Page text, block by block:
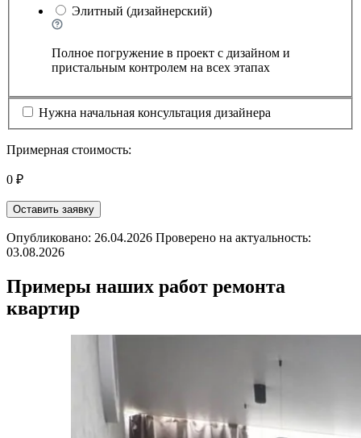
Элитный (дизайнерский)
Полное погружение в проект с дизайном и
пристальным контролем на всех этапах
Нужна начальная консультация дизайнера
Примерная стоимость:
0 ₽
Оставить заявку
Опубликовано: 26.04.2026 Проверено на актуальность:
03.08.2026
Примеры наших работ ремонта
квартир